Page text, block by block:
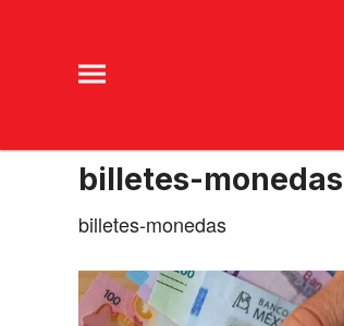
billetes-monedas
billetes-monedas